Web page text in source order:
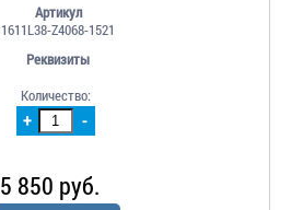
Артикул
1611L38-Z4068-1521
Реквизиты
+ -
Количество:
5 850 руб.